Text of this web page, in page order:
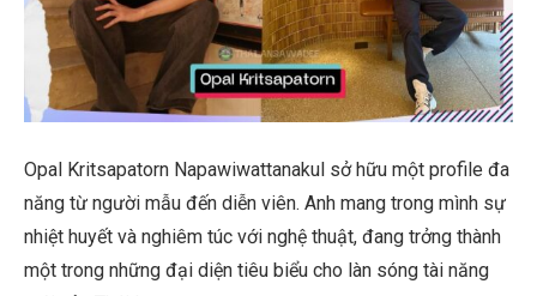
Opal Kritsapatorn Napawiwattanakul sở hữu một profile đa
năng từ người mẫu đến diễn viên. Anh mang trong mình sự
nhiệt huyết và nghiêm túc với nghệ thuật, đang trởng thành
một trong những đại diện tiêu biểu cho làn sóng tài năng